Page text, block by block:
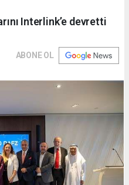
Interlink’e devretti
ABONE OL